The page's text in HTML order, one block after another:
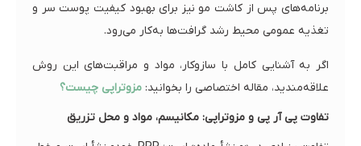
برنامه‌های پس از کاشت مو نیز برای بهبود کیفیت پوست سر و
تغذیه عمومی محیط رشد گرافت‌ها به‌کار می‌رود.
اگر به آشنایی کامل با سازوکار، مواد و مراقبت‌های این روش
علاقه‌مندید، مقاله اختصاصی را بخوانید: مزوتراپی چیست؟
تفاوت پی آر پی و مزوتراپی: مکانیسم، مواد و محل تزریق